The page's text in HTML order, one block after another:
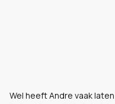
Wel heeft Andre vaak